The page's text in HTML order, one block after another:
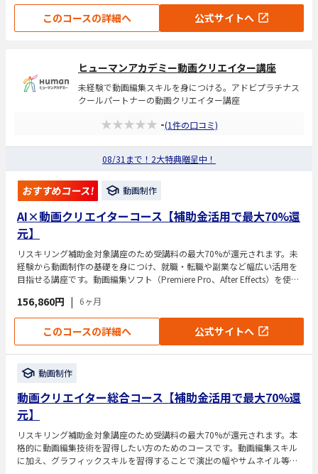
このコースの詳細へ 公式サイトへ
ヒューマンアカデミー動画クリエイター講座
未経験で動画編集スキルを身につける。アドビプラチナス
クールパートナーの動画クリエイター講座
★★★★★ -(1件の口コミ)
08/31まで！2大特典贈呈中！
おすすめコース! 動画制作
AI×動画クリエイターコース【補助金活用で最大70%還
元】
リスキリング補助金対象講座のため受講料の最大70%が還元されます。未
経験から動画制作の基礎を身につけ、就職・転職や副業など幅広い活用を
目指せる講座です。動画編集ソフト（Premiere Pro、After Effects）を使っ
立つカリキュラムを6カ月程度で学習します。
156,860円 | 6ヶ月
このコースの詳細へ 公式サイトへ
動画制作
動画クリエイター総合コース【補助金活用で最大70%還
元】
リスキリング補助金対象講座のため受講料の最大70%が還元されます。本
格的に動画編集技術を習得したい方のためのコースです。動画編集スキル
に加え、グラフィックスキルを習得することで演出の幅やサムネイル等の